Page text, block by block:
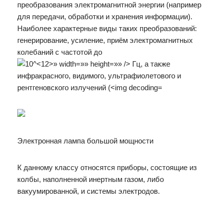
преобразования электромагнитной энергии (например
для передачи, обработки и хранения информации).
Наиболее характерные виды таких преобразований:
генерирование, усиление, приём электромагнитных
колебаний с частотой до
Электронная лампа большой мощности
К данному классу относятся приборы, состоящие из
колбы, наполненной инертным газом, либо
вакуумированной, и системы электродов.